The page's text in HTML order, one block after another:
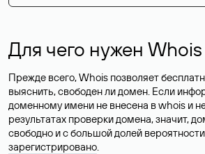
Для чего нужен
Прежде всего, Whois позволяет
выяснить, свободен ли домен. Если
доменному имени не внесена в whois и
результатах проверки домена, значит,
свободно и с большой долей вероятности
зарегистрировано.